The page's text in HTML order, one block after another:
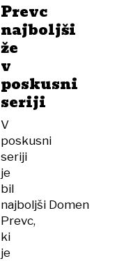
Prevc
najboljši
že
v
poskusni
seriji
V
poskusni
seriji
je
bil
najboljši Domen
Prevc,
ki
je